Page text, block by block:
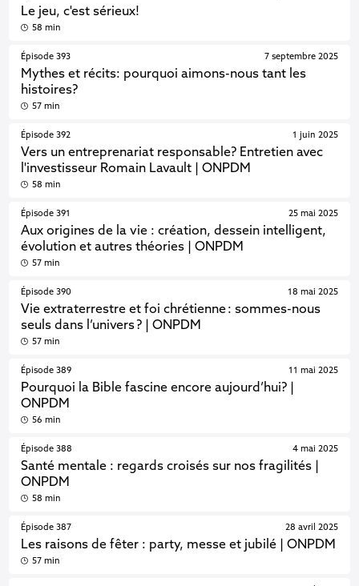
Le jeu, c'est sérieux!
58 min
Épisode 393
Mythes et récits: pourquoi aimons-nous tant les
histoires?
7 septembre 2025
57 min
Épisode 392
Vers un entreprenariat responsable? Entretien avec
l'investisseur Romain Lavault | ONPDM
1 juin 2025
58 min
Épisode 391
Aux origines de la vie : création, dessein intelligent,
évolution et autres théories | ONPDM
25 mai 2025
57 min
Épisode 390
Vie extraterrestre et foi chrétienne : sommes-nous
seuls dans l’univers ? | ONPDM
18 mai 2025
57 min
Épisode 389
Pourquoi la Bible fascine encore aujourd’hui? |
ONPDM
11 mai 2025
56 min
Épisode 388
Santé mentale : regards croisés sur nos fragilités |
ONPDM
4 mai 2025
58 min
Épisode 387
Les raisons de fêter : party, messe et jubilé | ONPDM
28 avril 2025
57 min